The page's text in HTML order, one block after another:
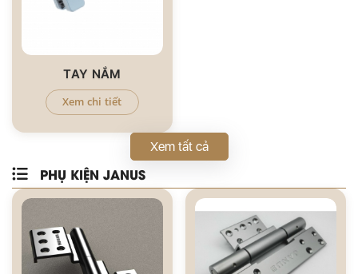
TAY NẮM
Xem chi tiết
Xem tất cả
PHỤ KIỆN JANUS